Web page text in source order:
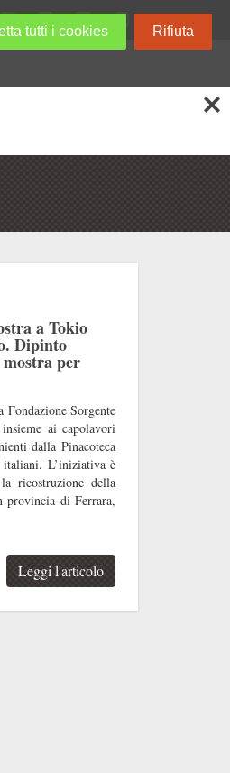
a Tokio
Dipinto
mostra per
Fondazione Sorgente
ai capolavori
dalla Pinacoteca
L’iniziativa è
ricostruzione della
provincia di Ferrara,
Leggi l'articolo
tutti i cookies Rifiuta